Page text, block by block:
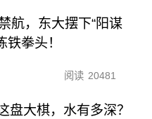
航，东大摆下“阳谋
铁拳头！
阅读 20481
盘大棋，水有多深？